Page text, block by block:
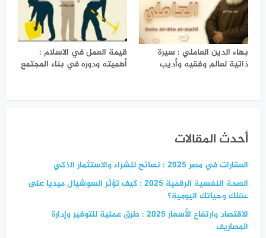
بهاء الدين العاملي : سيرة
ذاتية لعالم وفقيه وأديب
قيمة العمل في الاسلام :
أهميته ودوره في بناء المجتمع
أحدث المقالات
العقارات في مصر 2025 : نصائح للشراء والاستثمار الذكي
الصحة النفسية الرقمية 2025 : كيف تؤثر السوشيال ميديا على
عقلك وحياتك اليومية؟
الاقتصاد وارتفاع الأسعار 2025 : طرق عملية للتوفير وإدارة
المصاريف